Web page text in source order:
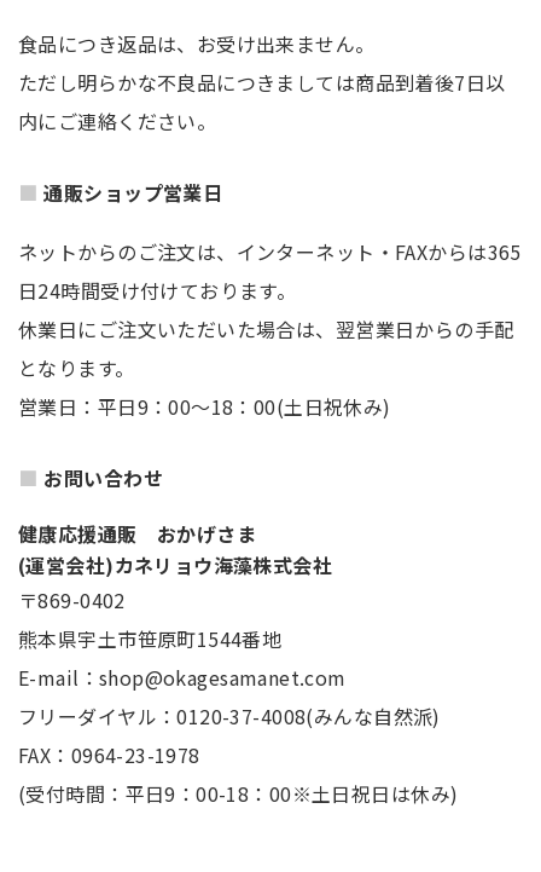
食品につき返品は、お受け出来ません。
ただし明らかな不良品につきましては商品到着後7日以
内にご連絡ください。
通販ショップ営業日
ネットからのご注文は、インターネット・FAXからは365
日24時間受け付けております。
休業日にご注文いただいた場合は、翌営業日からの手配
となります。
営業日：平日9：00～18：00(土日祝休み)
お問い合わせ
健康応援通販 おかげさま
(運営会社)カネリョウ海藻株式会社
〒869-0402
熊本県宇土市笹原町1544番地
E-mail：shop@okagesamanet.com
フリーダイヤル：0120-37-4008(みんな自然派)
FAX：0964-23-1978
(受付時間：平日9：00-18：00※土日祝日は休み)